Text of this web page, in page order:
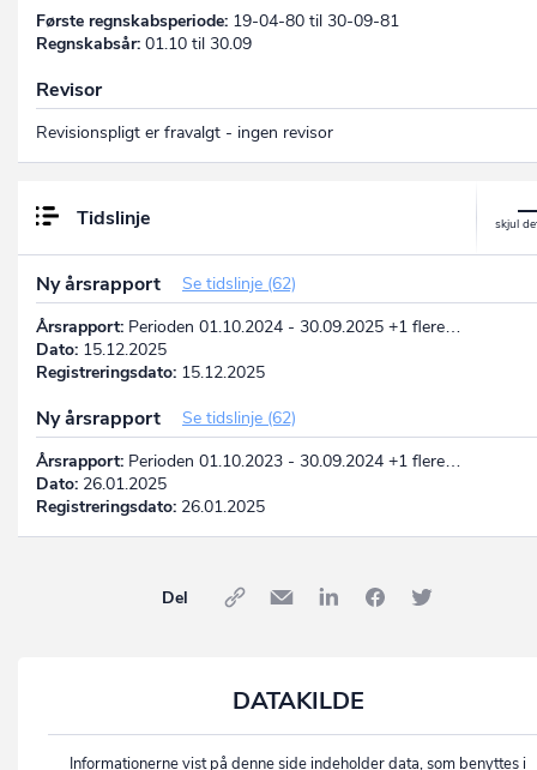
Første regnskabsperiode: 19-04-80 til 30-09-81
Regnskabsår: 01.10 til 30.09
Revisor
Revisionspligt er fravalgt - ingen revisor
Tidslinje
Ny årsrapport
Se tidslinje (62)
Årsrapport: Perioden 01.10.2024 - 30.09.2025 +1 flere…
Dato: 15.12.2025
Registreringsdato: 15.12.2025
Ny årsrapport
Se tidslinje (62)
Årsrapport: Perioden 01.10.2023 - 30.09.2024 +1 flere…
Dato: 26.01.2025
Registreringsdato: 26.01.2025
Del
DATAKILDE
Informationerne vist på denne side indeholder data, som benyttes i